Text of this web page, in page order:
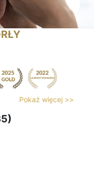
Pokaż więcej >>